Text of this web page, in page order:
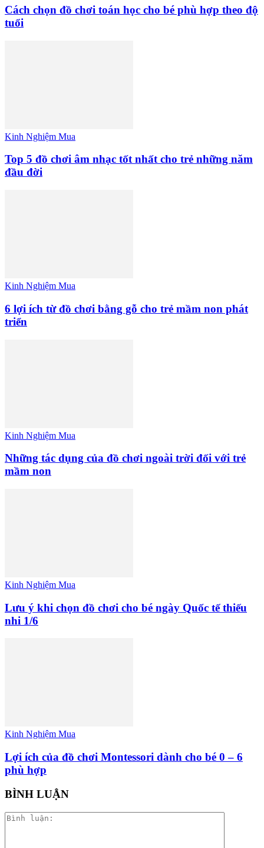
Cách chọn đồ chơi toán học cho bé phù hợp theo độ
tuổi
Kinh Nghiệm Mua
Top 5 đồ chơi âm nhạc tốt nhất cho trẻ những năm
đầu đời
Kinh Nghiệm Mua
6 lợi ích từ đồ chơi bằng gỗ cho trẻ mầm non phát
triển
Kinh Nghiệm Mua
Những tác dụng của đồ chơi ngoài trời đối với trẻ
mầm non
Kinh Nghiệm Mua
Lưu ý khi chọn đồ chơi cho bé ngày Quốc tế thiếu
nhi 1/6
Kinh Nghiệm Mua
Lợi ích của đồ chơi Montessori dành cho bé 0 – 6
phù hợp
BÌNH LUẬN